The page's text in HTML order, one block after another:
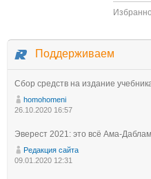
Поддерживаем
Сбор средств на издание
homohomeni
26.10.2020 16:57
Эверест 2021: это всё Ама-Даблам
Редакция сайта
09.01.2020 12:31